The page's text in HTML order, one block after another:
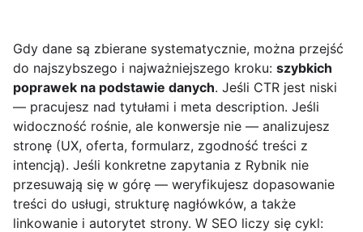
Gdy dane są zbierane systematycznie, można przejść
do najszybszego i najważniejszego kroku: szybkich
poprawek na podstawie danych. Jeśli CTR jest niski
— pracujesz nad tytułami i meta description. Jeśli
widoczność rośnie, ale konwersje nie — analizujesz
stronę (UX, oferta, formularz, zgodność treści z
intencją). Jeśli konkretne zapytania z Rybnik nie
przesuwają się w górę — weryfikujesz dopasowanie
treści do usługi, strukturę nagłówków, a także
linkowanie i autorytet strony. W SEO liczy się cykl: